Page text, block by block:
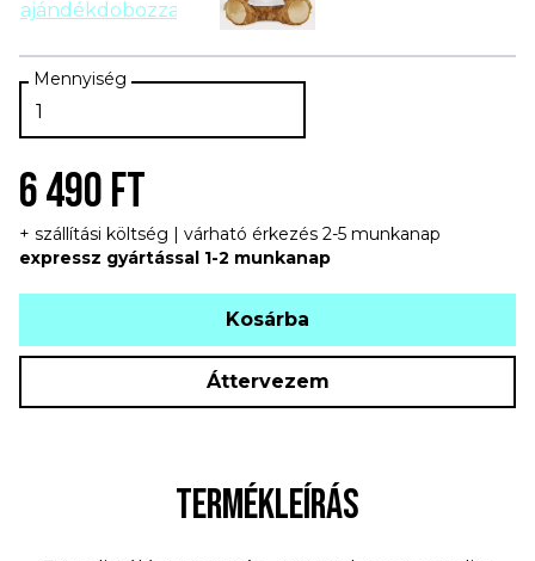
6 490 FT
+ szállítási költség | várható érkezés 2-5 munkanap
expressz gyártással 1-2 munkanap
Kosárba
Áttervezem
TERMÉKLEÍRÁS